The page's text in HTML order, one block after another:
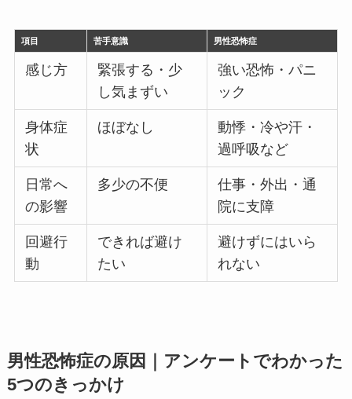
項目 苦手意識 男性恐怖症
感じ方
緊張する・少
し気まずい
強い恐怖・パニ
ック
身体症
状
ほぼなし
動悸・冷や汗・
過呼吸など
日常へ
の影響
多少の不便
仕事・外出・通
院に支障
回避行
動
できれば避け
たい
避けずにはいら
れない
男性恐怖症の原因｜アンケートでわかった
5つのきっかけ